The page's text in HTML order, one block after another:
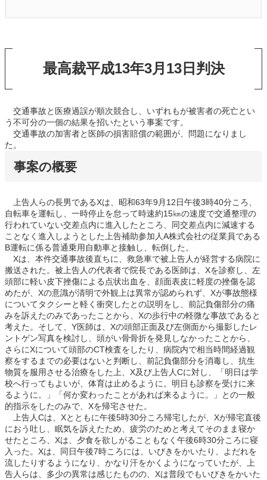
最高裁平成13年3月13日判決
交通事故と医療過誤が順次競合し、いずれもが被害者の死亡とい
う不可分の一個の結果を招いたという事案です。
交通事故の加害者と医師の損害賠償の範囲が、問題になりまし
た。
事案の概要
上告人らの長男であるXは、昭和63年9月12日午後3時40分ころ、
自転車を運転し、一時停止を怠って時速約15㎞の速度で交通整理の
行われていない交差点内に進入したところ、同交差点内に減速する
ことなく進入しようとした上告補助参加人A株式会社の従業員である
B運転に係る普通乗用自動車と接触し、転倒した。
Xは、本件交通事故後直ちに、救急車で被上告人が経営する病院に
搬送された。被上告人の代表者で院長である医師は、Xを診察し、左
頭部に軽い皮下挫傷による点状出血を、顔面表皮に軽度の挫傷を認
めたが、Xの意識が清明で外観上は異常が認められず、Xが事故態様
についてタクシーと軽く衝突したとの説明をし、前記負傷部分の痛
みを訴えたのみであったことから、Xの歩行中の軽微な事故であると
考えた。そして、Y医師は、Xの頭部正面及び左側面から撮影したレ
ントゲン写真を検討し、頭がい骨骨折を発見しなかったことから、
さらにXについて頭部のCT検査をしたり、病院内で相当時間経過観
察をするまでの必要はないと判断し、前記負傷部分を消毒し、抗生
物質を服用させる治療をした上、X及び上告人Cに対し、「明日は学
校へ行ってもよいが、体育は止めるように。明日も診察を受けに来
るように。」「何か変わったことがあれば来るように。」との一般
的指示をしたのみで、Xを帰宅させた。
上告人Cは、Xとともに午後5時30分ころ帰宅したが、Xが帰宅直後
におう吐し、眠気を訴えたため、疲労のためと考えてそのまま寝か
せたところ、Xは、夕食を欲しがることもなく午後6時30分ころに寝
入った。Xは、同日午後7時ころには、いびきをかいたり、よだれを
流したりするようになり、かなり汗をかくようになっていたが、上
告人らは、多少の異常は感じたものの、Xは普段でもいびきをかいた